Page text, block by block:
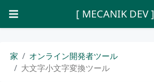
[ MECANIK DEV ]
家
オンライン開発者ツール
大文字小文字変換ツール